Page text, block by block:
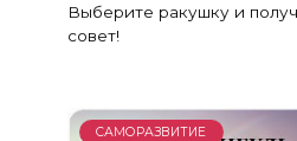
Выберите ракушку и
совет!
САМОРАЗВИТИЕ